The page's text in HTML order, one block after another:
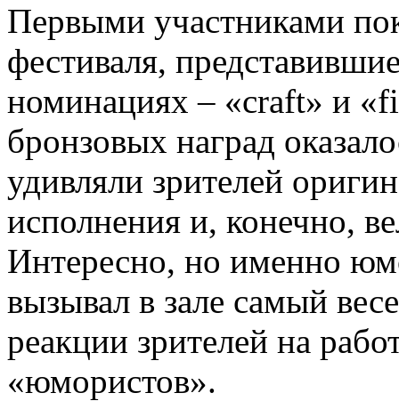
Первыми участниками
фестиваля,
номинациях – «craft» и
бронзовых наград
удивляли зрителей
исполнения и, конечно,
Интересно, но именно
вызывал в зале самый
реакции зрителей на
«юмористов».